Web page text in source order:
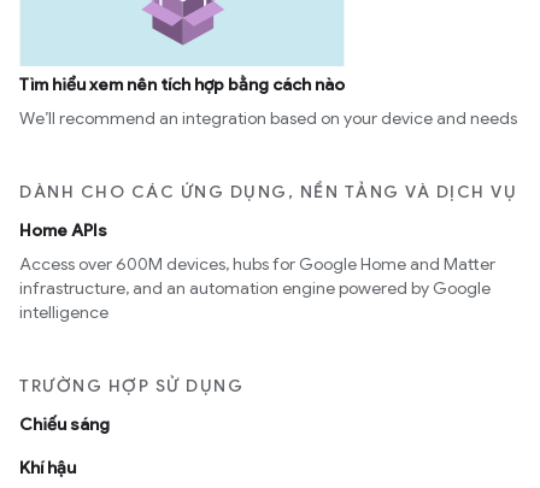
Tìm hiểu xem nên tích hợp bằng cách nào
We’ll recommend an integration based on your device and needs
DÀNH CHO CÁC ỨNG DỤNG, NỀN TẢNG VÀ DỊCH VỤ
Home APIs
Access over 600M devices, hubs for Google Home and Matter
infrastructure, and an automation engine powered by Google
intelligence
TRƯỜNG HỢP SỬ DỤNG
Chiếu sáng
Khí hậu